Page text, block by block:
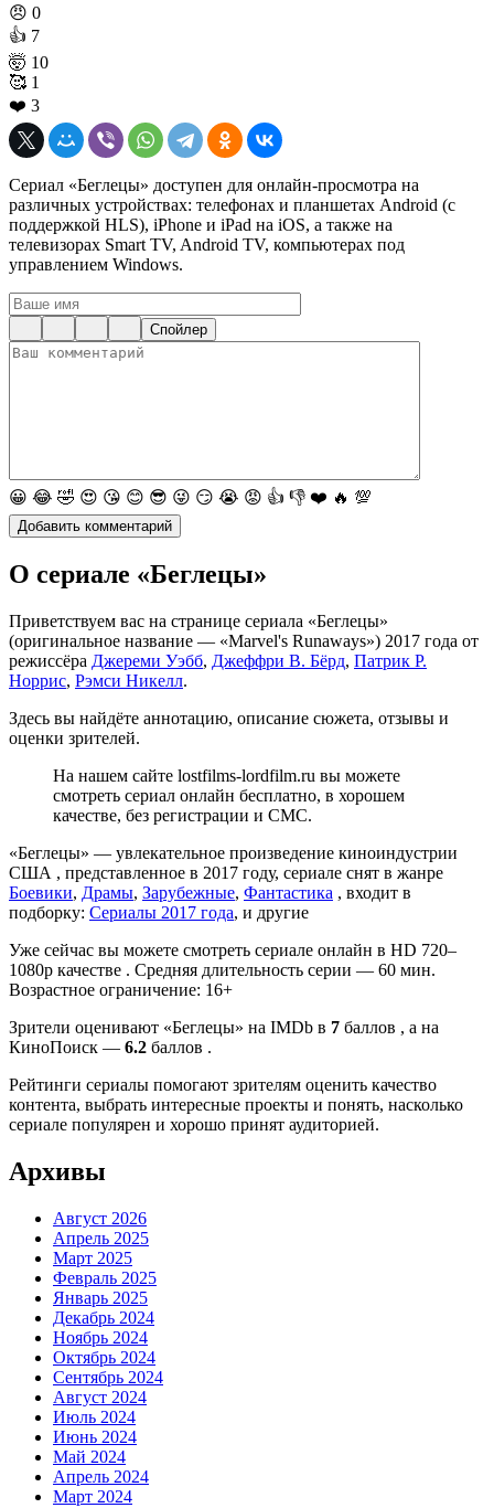
😠 0
👍 7
🤯 10
🥰 1
❤️ 3
Сериал «Беглецы» доступен для онлайн-просмотра на
различных устройствах: телефонах и планшетах Android (с
поддержкой HLS), iPhone и iPad на iOS, а также на
телевизорах Smart TV, Android TV, компьютерах под
управлением Windows.
Спойлер
😀 😂 🤣 😍 😘 😊 😎 😜 😏 😭 😡 👍 👎 ❤️ 🔥 💯
О сериале «Беглецы»
Приветствуем вас на странице сериала «Беглецы»
(оригинальное название — «Marvel's Runaways») 2017 года от
режиссёра Джереми Уэбб, Джеффри В. Бёрд, Патрик Р.
Норрис, Рэмси Никелл.
Здесь вы найдёте аннотацию, описание сюжета, отзывы и
оценки зрителей.
На нашем сайте lostfilms-lordfilm.ru вы можете
смотреть сериал онлайн бесплатно, в хорошем
качестве, без регистрации и СМС.
«Беглецы» — увлекательное произведение киноиндустрии
США , представленное в 2017 году, сериале снят в жанре
Боевики, Драмы, Зарубежные, Фантастика , входит в
подборку: Сериалы 2017 года, и другие
Уже сейчас вы можете смотреть сериале онлайн в HD 720–
1080p качестве . Средняя длительность серии — 60 мин.
Возрастное ограничение: 16+
Зрители оценивают «Беглецы» на IMDb в 7 баллов , а на
КиноПоиск — 6.2 баллов .
Рейтинги сериалы помогают зрителям оценить качество
контента, выбрать интересные проекты и понять, насколько
сериале популярен и хорошо принят аудиторией.
Архивы
Август 2026
Апрель 2025
Март 2025
Февраль 2025
Январь 2025
Декабрь 2024
Ноябрь 2024
Октябрь 2024
Сентябрь 2024
Август 2024
Июль 2024
Июнь 2024
Май 2024
Апрель 2024
Март 2024